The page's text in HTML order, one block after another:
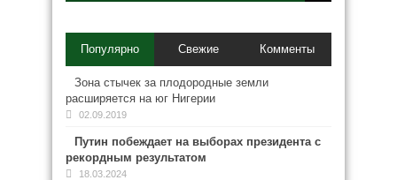
Популярно Свежие Комменты
Зона стычек за плодородные земли
расширяется на юг Нигерии
02.09.2019
Путин побеждает на выборах президента с
рекордным результатом
18.03.2024